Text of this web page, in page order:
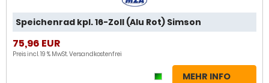
Speichenrad kpl. 16-Zoll (Alu Rot) Simson
75,96 EUR
Preis incl. 19 % MwSt.Versandkostenfrei
MEHR INFO